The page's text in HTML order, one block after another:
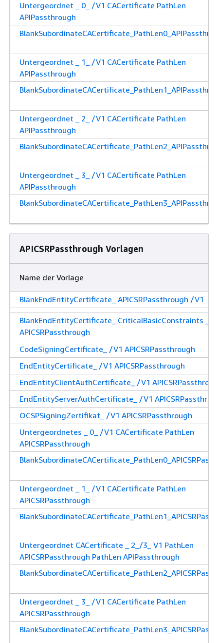
Untergeordnet _ 0_ /V1 CACertificate PathLen
APIPassthrough
Untergeordnet _ 1_ /V1 CACertificate PathLen
APIPassthrough
Untergeordnet _ 2_ /V1 CACertificate PathLen
APIPassthrough
Untergeordnet _ 3_ /V1 CACertificate PathLen
APIPassthrough
APICSRPassthrough Vorlagen
Name der Vorlage
BlankEndEntityCertificate_ APICSRPassthrough /V1
BlankEndEntityCertificate_ CriticalBasicConstraints _ /
APICSRPassthrough
CodeSigningCertificate_ /V1 APICSRPassthrough
EndEntityCertificate_ /V1 APICSRPassthrough
EndEntityClientAuthCertificate_ /V1
EndEntityServerAuthCertificate_ /V1
OCSPSigningZertifikat_ /V1 APICSRPassthrough
Untergeordnetes _ 0_ /V1 CACertificate PathLen
APICSRPassthrough
Untergeordnet _ 1_ /V1 CACertificate PathLen
APICSRPassthrough
Untergeordnet CACertificate _ 2_/3_ V1 PathLen
APICSRPassthrough PathLen APIPassthrough
Untergeordnet _ 3_ /V1 CACertificate PathLen
APICSRPassthrough